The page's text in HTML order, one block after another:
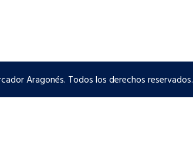
Aragonés. Todos los derechos reservados.